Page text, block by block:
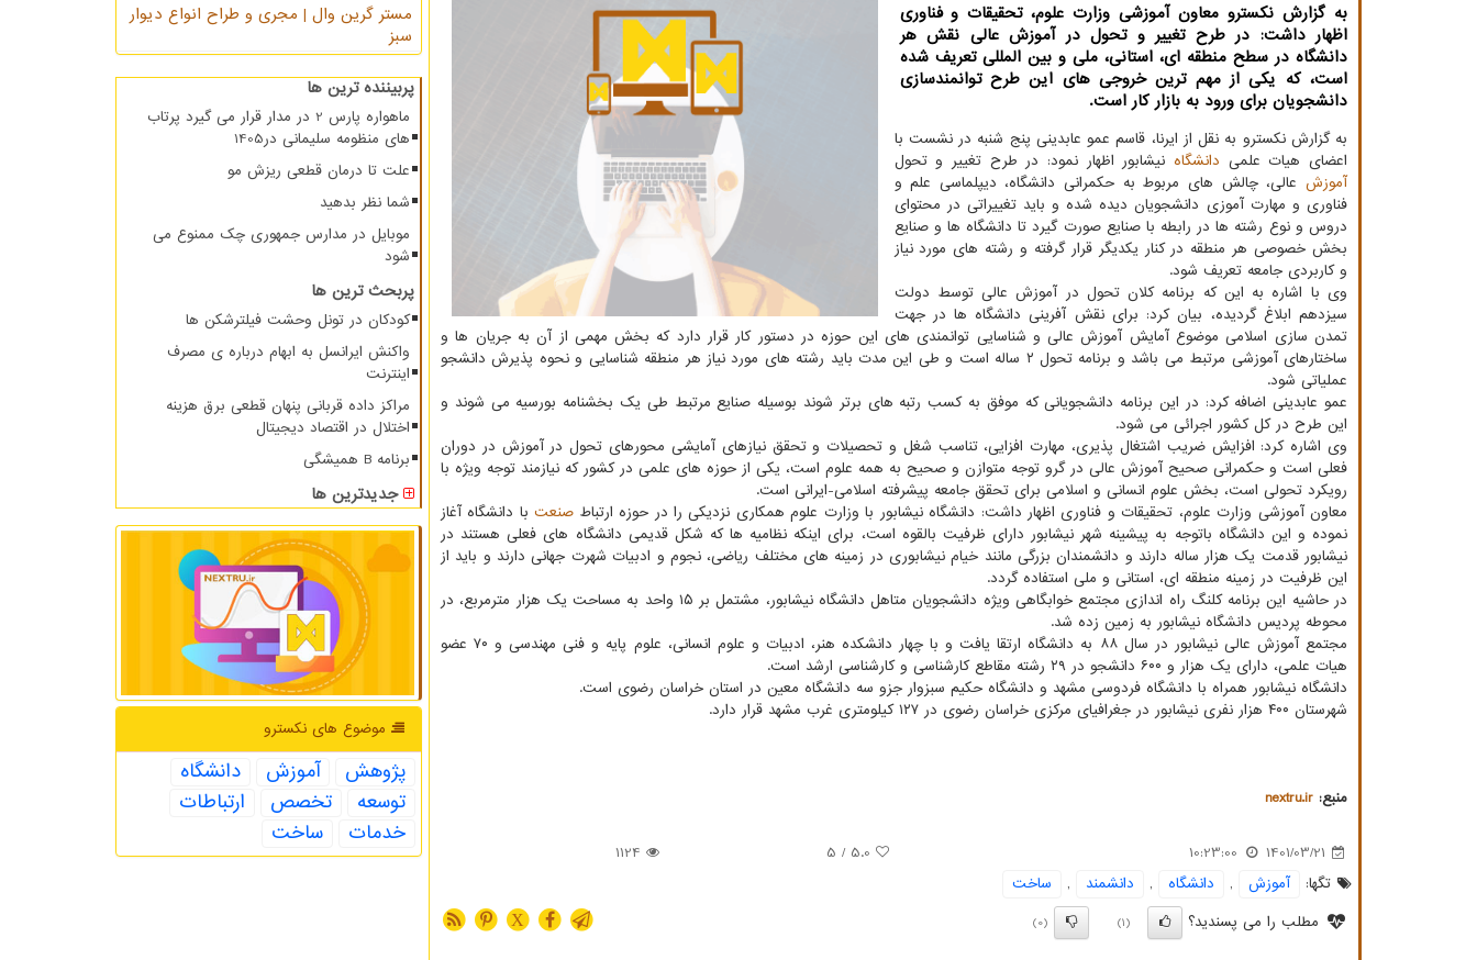
به گزارش نکسترو معاون آموزشی وزارت علوم، تحقیقات و فناوری
اظهار داشت: در طرح تغییر و تحول در آموزش عالی نقش هر
دانشگاه در سطح منطقه ای، استانی، ملی و بین المللی تعریف شده
است، که یکی از مهم ترین خروجی های این طرح توانمندسازی
دانشجویان برای ورود به بازار کار است.
به گزارش نکسترو به نقل از ایرنا، قاسم عمو عابدینی پنج شنبه در نشست با
اعضای هیات علمی دانشگاه نیشابور اظهار نمود: در طرح تغییر و تحول
آموزش عالی، چالش های مربوط به حکمرانی دانشگاه، دیپلماسی علم و
فناوری و مهارت آموزی دانشجویان دیده شده و باید تغییراتی در محتوای
دروس و نوع رشته ها در رابطه با صنایع صورت گیرد تا دانشگاه ها و صنایع
بخش خصوصی هر منطقه در کنار یکدیگر قرار گرفته و رشته های مورد نیاز
و کاربردی جامعه تعریف شود.
وی با اشاره به این که برنامه کلان تحول در آموزش عالی توسط دولت
سیزدهم ابلاغ گردیده، بیان کرد: برای نقش آفرینی دانشگاه ها در جهت
تمدن سازی اسلامی موضوع آمایش آموزش عالی و شناسایی توانمندی های این حوزه در دستور کار قرار دارد که بخش مهمی از آن به جریان ها و
ساختارهای آموزشی مرتبط می باشد و برنامه تحول ۲ ساله است و طی این مدت باید رشته های مورد نیاز هر منطقه شناسایی و نحوه پذیرش دانشجو
عملیاتی شود.
عمو عابدینی اضافه کرد: در این برنامه دانشجویانی که موفق به کسب رتبه های برتر شوند بوسیله صنایع مرتبط طی یک بخشنامه بورسیه می شوند و
این طرح در کل کشور اجرائی می شود.
وی اشاره کرد: افزایش ضریب اشتغال پذیری، مهارت افزایی، تناسب شغل و تحصیلات و تحقق نیازهای آمایشی محورهای تحول در آموزش در دوران
فعلی است و حکمرانی صحیح آموزش عالی در گرو توجه متوازن و صحیح به همه علوم است، یکی از حوزه های علمی در کشور که نیازمند توجه ویژه با
رویکرد تحولی است، بخش علوم انسانی و اسلامی برای تحقق جامعه پیشرفته اسلامی-ایرانی است.
معاون آموزشی وزارت علوم، تحقیقات و فناوری اظهار داشت: دانشگاه نیشابور با وزارت علوم همکاری نزدیکی را در حوزه ارتباط صنعتبا دانشگاه آغاز
نموده و این دانشگاه باتوجه به پیشینه شهر نیشابور دارای ظرفیت بالقوه است، برای اینکه نظامیه ها که شکل قدیمی دانشگاه های فعلی هستند در
نیشابور قدمت یک هزار ساله دارند و دانشمندان بزرگی مانند خیام نیشابوری در زمینه های مختلف ریاضی، نجوم و ادبیات شهرت جهانی دارند و باید از
این ظرفیت در زمینه منطقه ای، استانی و ملی استفاده گردد.
در حاشیه این برنامه کلنگ راه اندازی مجتمع خوابگاهی ویژه دانشجویان متاهل دانشگاه نیشابور، مشتمل بر ۱۵ واحد به مساحت یک هزار مترمربع، در
محوطه پردیس دانشگاه نیشابور به زمین زده شد.
مجتمع آموزش عالی نیشابور در سال ۸۸ به دانشگاه ارتقا یافت و با چهار دانشکده هنر، ادبیات و علوم انسانی، علوم پایه و فنی مهندسی و ۷۰ عضو
هیات علمی، دارای یک هزار و ۶۰۰ دانشجو در ۲۹ رشته مقاطع کارشناسی و کارشناسی ارشد است.
دانشگاه نیشابور همراه با دانشگاه فردوسی مشهد و دانشگاه حکیم سبزوار جزو سه دانشگاه معین در استان خراسان رضوی است.
شهرستان ۴۰۰ هزار نفری نیشابور در جغرافیای مرکزی خراسان رضوی در ۱۲۷ کیلومتری غرب مشهد قرار دارد.
منبع: nextru.ir
1401/03/21
10:23:00
5.0
/ 5
1124
تگها:
آموزش , دانشگاه , دانشمند ,
ساخت
مطلب را می پسندید؟
(1)
(0)
X
مستر گرین وال | مجری و طراح انواع دیوار
سبز
پربیننده ترین ها
ماهواره پارس 2 در مدار قرار می گیرد پرتاب
های منظومه سلیمانی در1405
علت تا درمان قطعی ریزش مو
شما نظر بدهید
موبایل در مدارس جمهوری چک ممنوع می
شود
پربحث ترین ها
کودکان در تونل وحشت فیلترشکن ها
واکنش ایرانسل به ابهام درباره ی مصرف
اینترنت
مراکز داده قربانی پنهان قطعی برق هزینه
اختلال در اقتصاد دیجیتال
برنامه B همیشگی
جدیدترین ها
موضوع های نكسترو
پژوهش آموزش
دانشگاه
توسعه
تخصص
ارتباطات
خدمات
ساخت